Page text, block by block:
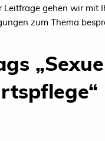
Leitfrage gehen wir mit
zum Thema